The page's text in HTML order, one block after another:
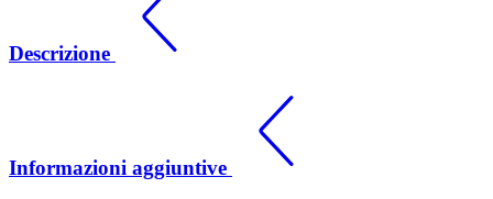
Descrizione
Informazioni aggiuntive